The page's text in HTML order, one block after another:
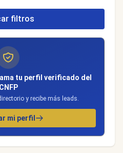
filtros
tu perfil verificado del
CNFP
y recibe más leads.
mi perfil